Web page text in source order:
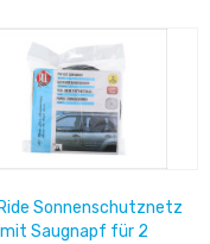
Sonnenschutznetz
mit Saugnapf für 2